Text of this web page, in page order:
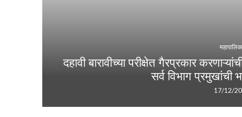
दहावी बारावीच्या परीक्षेत गैरप्रकार
सर्व विभाग प्रमुखांची
17/12/